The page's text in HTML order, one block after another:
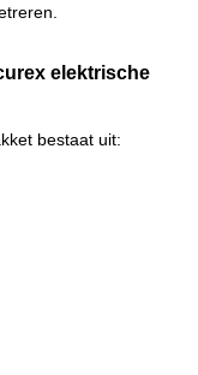
elektrische
bestaat uit: